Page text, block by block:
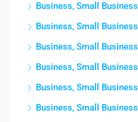
Business, Small Business
Business, Small Business
Business, Small Business
Business, Small Business
Business, Small Business
Business, Small Business